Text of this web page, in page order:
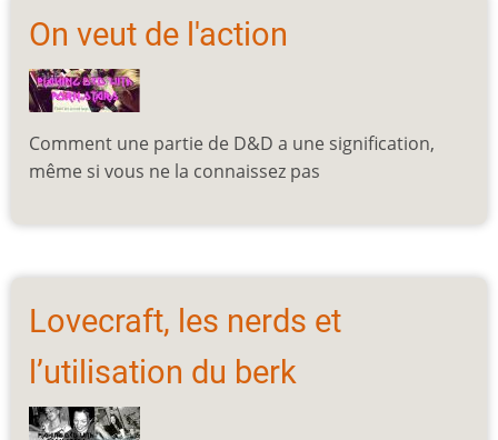
On veut de l'action
Comment une partie de D&D a une signification,
même si vous ne la connaissez pas
Lovecraft, les nerds et
l’utilisation du berk